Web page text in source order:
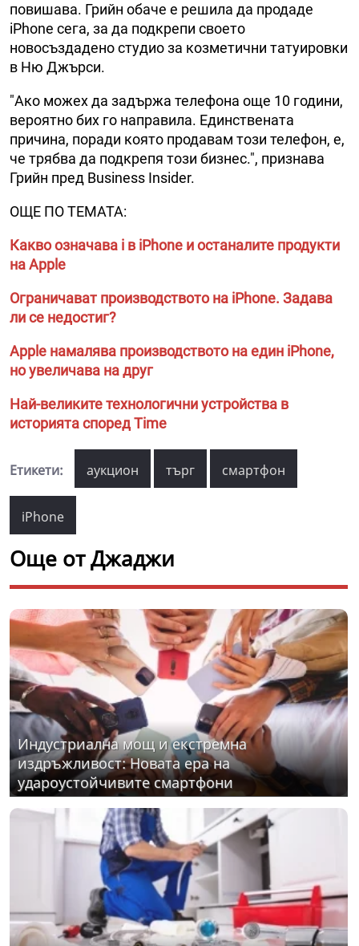
повишава. Грийн обаче е решила да продаде
iPhone сега, за да подкрепи своето
новосъздадено студио за козметични татуировки
в Ню Джърси.
"Ако можех да задържа телефона още 10 години,
вероятно бих го направила. Единствената
причина, поради която продавам този телефон, е,
че трябва да подкрепя този бизнес.", признава
Грийн пред Business Insider.
ОЩЕ ПО ТЕМАТА:
Какво означава i в iPhone и останалите продукти
на Apple
Ограничават производството на iPhone. Задава
ли се недостиг?
Apple намалява производството на един iPhone,
но увеличава на друг
Най-великите технологични устройства в
историята според Time
Етикети: аукцион търг смартфон
iPhone
Още от Джаджи
Индустриална мощ и екстремна
издръжливост: Новата ера на
удароустойчивите смартфони